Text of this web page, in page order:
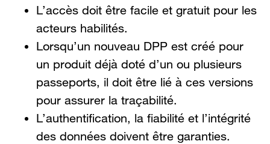
L’accès doit être facile et gratuit pour les
acteurs habilités.
Lorsqu’un nouveau DPP est créé pour
un produit déjà doté d’un ou plusieurs
passeports, il doit être lié à ces versions
pour assurer la traçabilité.
L’authentification, la fiabilité et l’intégrité
des données doivent être garanties.